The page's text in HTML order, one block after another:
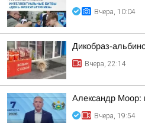
Вчера, 10:04
Дикобраз-
Вчера, 22:14
Александр Моор:
Вчера, 19:54